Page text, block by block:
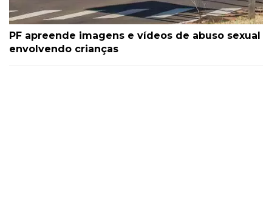
PF apreende imagens e vídeos de abuso sexual
envolvendo crianças